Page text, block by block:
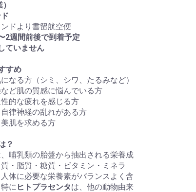
ドより書留航空便
2週間前後で到着予定
ていません
すめ
なる方（シミ、シワ、たるみなど）
など肌の質感に悩んでいる方
性的な疲れを感じる方
自律神経の乱れがある方
肌を求める方
？
、哺乳類の胎盤から抽出される栄養成
・脂質・糖質・ビタミン・ミネラ
体に必要な栄養素がバランスよく含
に ヒトプラセンタは、他の動物由来